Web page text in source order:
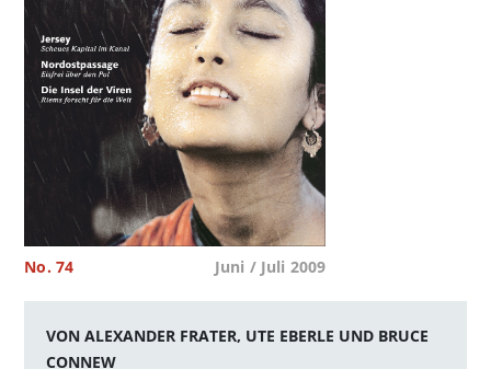
No. 74 Juni / Juli 2009
VON ALEXANDER FRATER, UTE EBERLE UND BRUCE
CONNEW